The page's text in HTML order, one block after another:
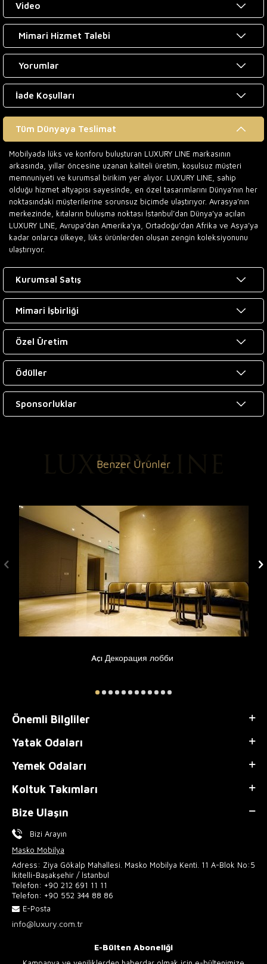
Video
Mimari Hizmet Talebi
Yorumlar
İade Koşulları
Tüm Dünyaya Teslimat
Mobilyada lüks ve konforu buluşturan LUXURY LINE markasının
arkasında, yıllar öncesine uzanan kaliteli üretim, koşulsuz müşteri
memnuniyeti ve kurumsal birikim yer alıyor. LUXURY LINE, sahip
olduğu hizmet altyapısı sayesinde, en özel tasarımlarını Dünya’nın her
noktasındaki müşterilerine sorunsuz biçimde ulaştırıyor. Avrasya’nın
merkezinde, kıtaların buluşma noktası İstanbul’dan Dünya’ya açılan
LUXURY LINE, Avrupa’dan Amerika’ya, Ortadoğu’dan Afrika ve Asya’ya
kadar onlarca ülkeye, lüks ürünlerden oluşan zengin koleksiyonunu
ulaştırıyor.
Kurumsal Satış
Mimari İşbirliği
Özel Üretim
Ödüller
Sponsorluklar
Benzer Ürünler
Açı Декорация лобби
Önemli Bilgliler
Yatak Odaları
Yemek Odaları
Koltuk Takımları
Bize Ulaşın
Bizi Arayın
Masko Mobilya
Adress: Ziya Gökalp Mahallesi. Masko Mobilya Kenti. 11 A-Blok No:5
İkitelli-Başakşehir / İstanbul
Telefon: +90 212 691 11 11
Telefon: +90 552 344 88 86
E-Posta
info@luxury.com.tr
E-Bülten Aboneliği